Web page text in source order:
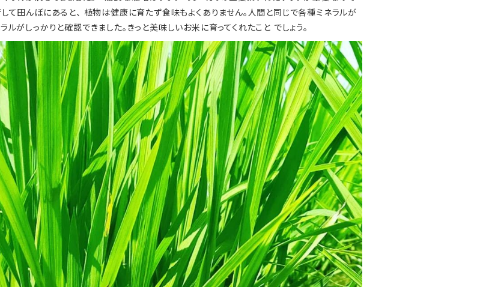
て田んぼにあると、 植物は健康に育たず食味もよくありません。人間と同じで各種ミネラルが
がしっかりと確認できました。きっと美味しいお米に育ってくれたこと でしょう。